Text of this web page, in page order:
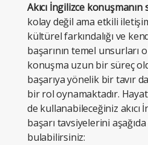
Akıcı İngilizce konuşmanın
kolay değil ama etkili
kültürel farkındalığı ve
başarının temel unsurları
konuşma uzun bir süreç
başarıya yönelik bir tavır
bir rol oynamaktadır.
de kullanabileceğiniz akıcı
başarı tavsiyelerini
bulabilirsiniz: